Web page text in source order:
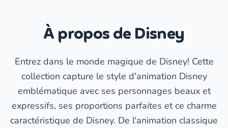
À propos de Disney
Entrez dans le monde magique de Disney! Cette
collection capture le style d'animation Disney
emblématique avec ses personnages beaux et
expressifs, ses proportions parfaites et ce charme
caractéristique de Disney. De l'animation classique